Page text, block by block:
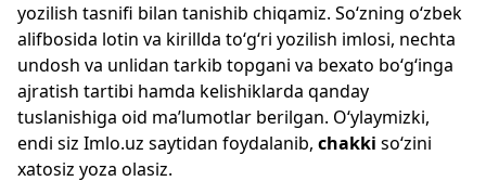
yozilish tasnifi bilan tanishib chiqamiz. So‘zning o‘zbek
alifbosida lotin va kirillda to‘g‘ri yozilish imlosi, nechta
undosh va unlidan tarkib topgani va bexato bo‘g‘inga
ajratish tartibi hamda kelishiklarda qanday
tuslanishiga oid ma’lumotlar berilgan. O‘ylaymizki,
endi siz Imlo.uz saytidan foydalanib, chakki so‘zini
xatosiz yoza olasiz.